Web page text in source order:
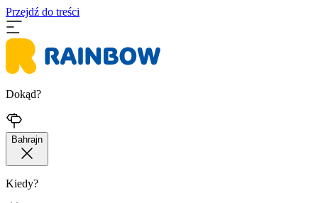
Przejdź do treści
Dokąd?
Bahrajn
Kiedy?